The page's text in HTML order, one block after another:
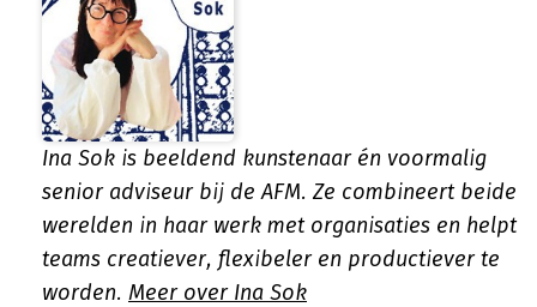
Ina Sok is beeldend kunstenaar én voormalig
senior adviseur bij de AFM. Ze combineert beide
werelden in haar werk met organisaties en helpt
teams creatiever, flexibeler en productiever te
worden. Meer over Ina Sok